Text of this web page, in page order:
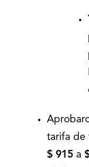
tarifa de
$ 915 a